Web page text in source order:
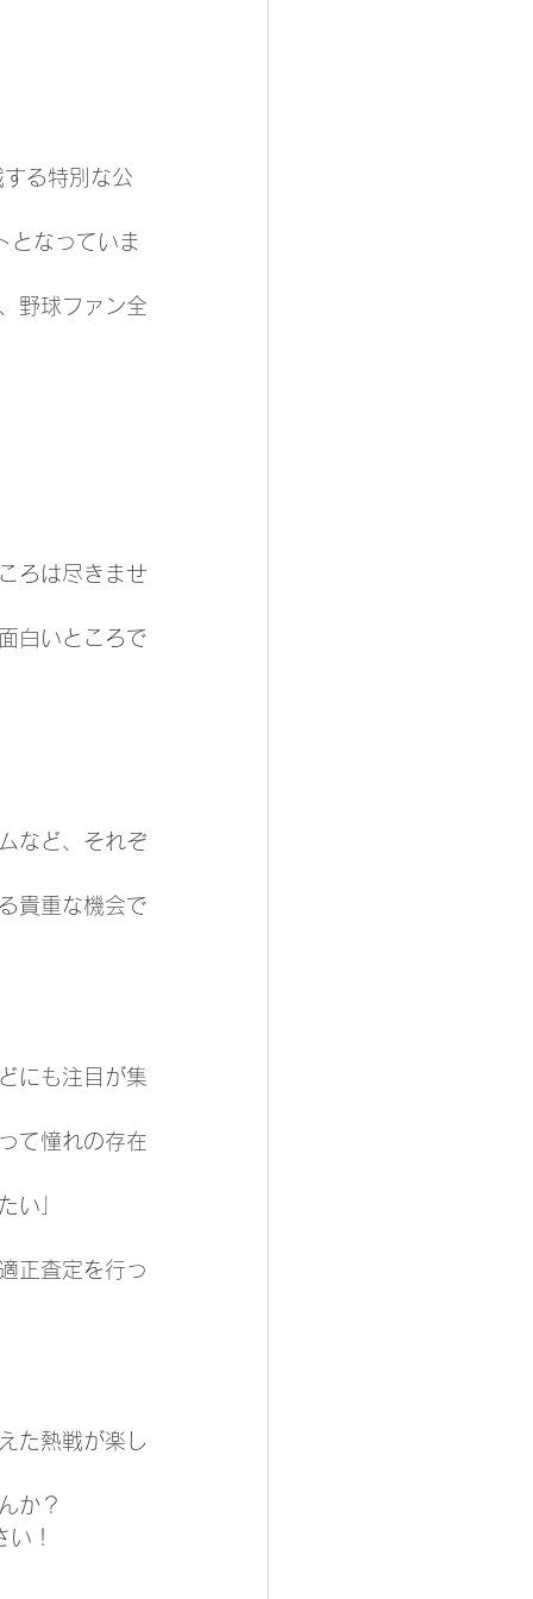
る特別な公
となっていま
野球ファン全
ろは尽きませ
白いところで
など、それぞ
貴重な機会で
にも注目が集
て憧れの存在
い」
正査定を行っ
た熱戦が楽し
か？
！